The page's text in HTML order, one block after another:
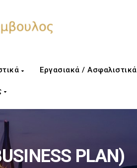
Εργασιακά / Ασφαλιστικά
PLAN)